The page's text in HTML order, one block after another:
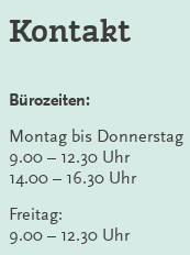
Kontakt
Bürozeiten:
Montag bis Donnerstag
9.00 – 12.30 Uhr
14.00 – 16.30 Uhr
Freitag:
9.00 – 12.30 Uhr